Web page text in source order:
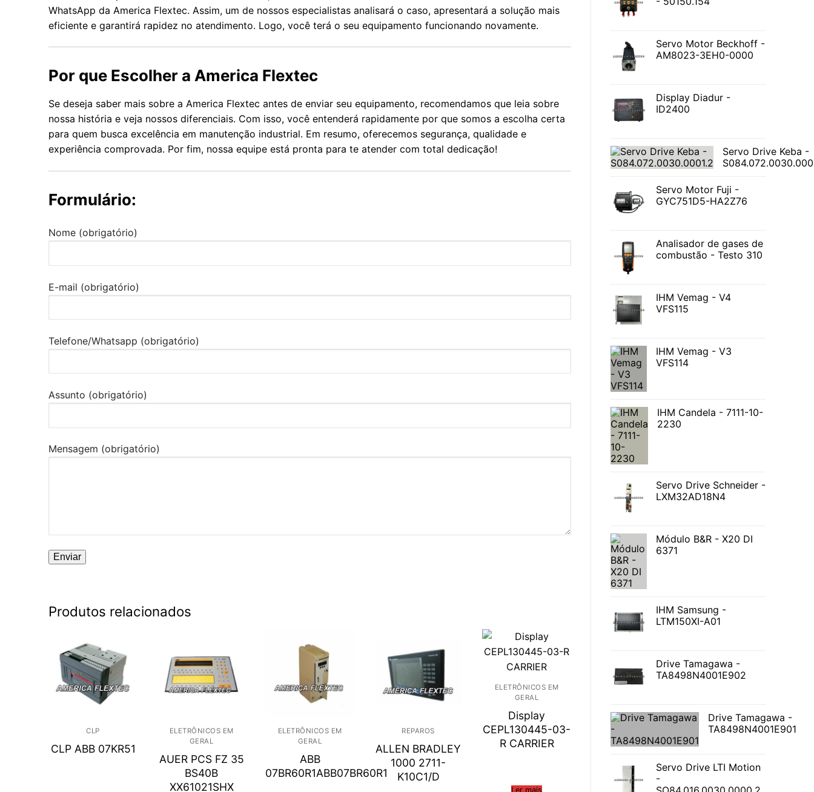
WhatsApp da America Flextec. Assim, um de nossos especialistas analisará o caso, apresentará a solução mais
eficiente e garantirá rapidez no atendimento. Logo, você terá o seu equipamento funcionando novamente.
Por que Escolher a America Flextec
Se deseja saber mais sobre a America Flextec antes de enviar seu equipamento, recomendamos que leia sobre
nossa história e veja nossos diferenciais. Com isso, você entenderá rapidamente por que somos a escolha certa
para quem busca excelência em manutenção industrial. Em resumo, oferecemos segurança, qualidade e
experiência comprovada. Por fim, nossa equipe está pronta para te atender com total dedicação!
Formulário:
Nome (obrigatório)
E-mail (obrigatório)
Telefone/Whatsapp (obrigatório)
Assunto (obrigatório)
Mensagem (obrigatório)
Produtos relacionados
CLP
CLP ABB 07KR51
ELETRÔNICOS EM
GERAL
AUER PCS FZ 35
BS40B
XX61021SHX
ELETRÔNICOS EM
GERAL
ABB
07BR60R1ABB07BR60R1
REPAROS
ALLEN BRADLEY
1000 2711-
K10C1/D
ELETRÔNICOS EM
GERAL
Display
CEPL130445-03-
R CARRIER
Ler mais
Servo Motor Beckhoff -
AM8023-3EH0-0000
Display Diadur -
ID2400
Servo Drive Keba -
Servo Motor Fuji -
GYC751D5-HA2Z76
Analisador de gases de
combustão - Testo 310
IHM Vemag - V4
VFS115
IHM Vemag - V3
VFS114
IHM Candela - 7111-10-
2230
Servo Drive Schneider -
LXM32AD18N4
Módulo B&R - X20 DI
6371
IHM Samsung -
LTM150XI-A01
Drive Tamagawa -
TA8498N4001E902
Drive Tamagawa -
TA8498N4001E901
Servo Drive LTI Motion
-